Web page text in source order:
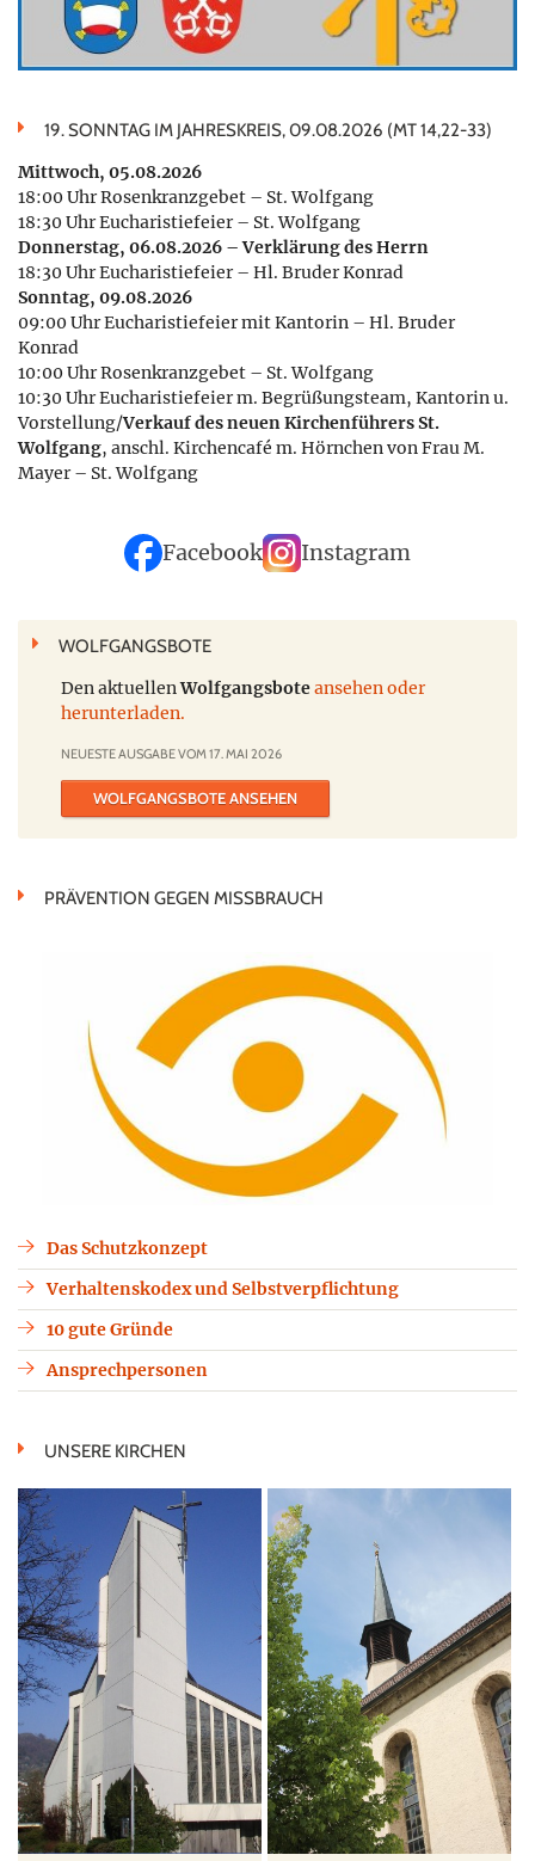
19. SONNTAG IM JAHRESKREIS, 09.08.2026 (MT 14,22-33)
Mittwoch, 05.08.2026
18:00 Uhr Rosenkranzgebet – St. Wolfgang
18:30 Uhr Eucharistiefeier – St. Wolfgang
Donnerstag, 06.08.2026 – Verklärung des Herrn
18:30 Uhr Eucharistiefeier – Hl. Bruder Konrad
Sonntag, 09.08.2026
09:00 Uhr Eucharistiefeier mit Kantorin – Hl. Bruder
Konrad
10:00 Uhr Rosenkranzgebet – St. Wolfgang
10:30 Uhr Eucharistiefeier m. Begrüßungsteam, Kantorin u.
Vorstellung/Verkauf des neuen Kirchenführers St.
Wolfgang, anschl. Kirchencafé m. Hörnchen von Frau M.
Mayer – St. Wolfgang
Facebook Instagram
WOLFGANGSBOTE
Den aktuellenWolfgangsboteansehen oder
herunterladen.
NEUESTE AUSGABE VOM 17. MAI 2026
WOLFGANGSBOTE ANSEHEN
PRÄVENTION GEGEN MISSBRAUCH
Das Schutzkonzept
Verhaltenskodex und Selbstverpflichtung
10 gute Gründe
Ansprechpersonen
UNSERE KIRCHEN